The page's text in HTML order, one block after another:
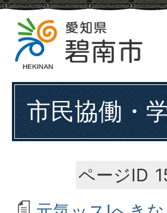
市民協働・
ページID